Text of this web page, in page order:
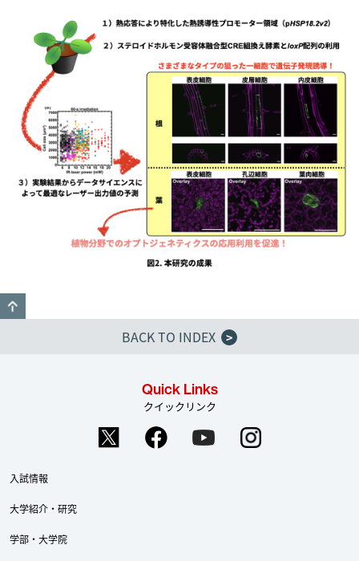
BACK TO INDEX
>
Quick Links
クイックリンク
入試情報
大学紹介・研究
学部・大学院